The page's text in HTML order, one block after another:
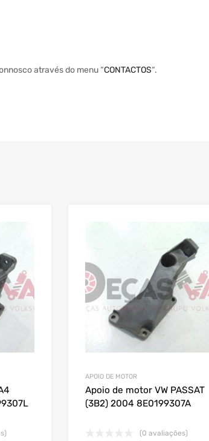
através do menu “CONTACTOS“.
APOIO DE MOTOR
Apoio de motor VW PASSAT
(3B2) 2004 8E0199307A
(0 avaliações)